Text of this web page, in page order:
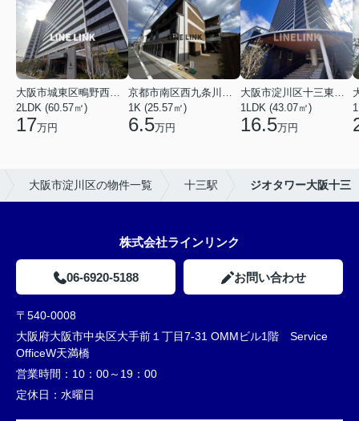
大阪市城東区鴫野西４丁目
2LDK (60.57㎡)
17万円
京都市南区西九条川原城町
1K (25.57㎡)
6.5万円
大阪市淀川区十三東１丁目
1LDK (43.07㎡)
16.5万円
大阪市淀川区の物件一覧 十三駅 ジオタワー大阪十三
株式会社ラインリンク
06-6920-5188 お問い合わせ
〒540-0008
大阪府大阪市中央区大手前１丁目7-31 OMMビル1階 Service
OfficeW天満橋
営業時間： 10：00～19：00
定休日： 水曜日